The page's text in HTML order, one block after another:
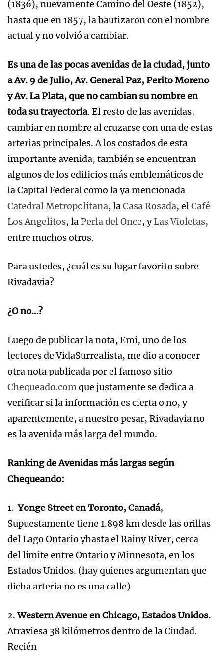
(1836), nuevamente Camino del Oeste (1852),
hasta que en 1857, la bautizaron con el nombre
actual y no volvió a cambiar.
Es una de las pocas avenidas de la ciudad, junto
a Av. 9 de Julio, Av. General Paz, Perito Moreno
y Av. La Plata, que no cambian su nombre en
toda su trayectoria. El resto de las avenidas,
cambiar en nombre al cruzarse con una de estas
arterias principales. A los costados de esta
importante avenida, también se encuentran
algunos de los edificios más emblemáticos de
la Capital Federal como la ya mencionada
Catedral Metropolitana, la Casa Rosada, el Café
Los Angelitos, la Perla del Once, yLas Violetas,
entre muchos otros.
Para ustedes, ¿cuál es su lugar favorito sobre
Rivadavia?
¿O no…?
Luego de publicar la nota, Emi, uno de los
lectores de VidaSurrealista, me dio a conocer
otra nota publicada por el famoso sitio
Chequeado.com que justamente se dedica a
verificar si la información es cierta o no, y
aparentemente, a nuestro pesar, Rivadavia no
es la avenida más larga del mundo.
Ranking de Avenidas más largas según
Chequeando:
1.Yonge Street en Toronto, Canadá,
Supuestamente tiene 1.898 km desde las orillas
del Lago Ontario yhasta el Rainy River, cerca
del límite entre Ontario y Minnesota, en los
Estados Unidos. (hay quienes argumentan que
dicha arteria no es una calle)
2.Western Avenue en Chicago, Estados Unidos.
Atraviesa 38 kilómetros dentro de la Ciudad.
Recién